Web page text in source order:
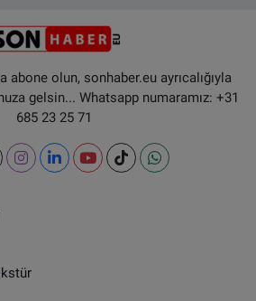
abone olun, sonhaber.eu ayrıcalığıyla
gelsin... Whatsapp numaramız: +31
685 23 25 71